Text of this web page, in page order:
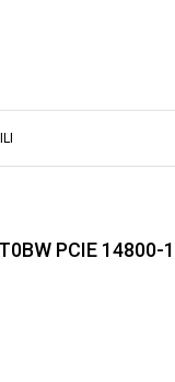
PCIE 14800-